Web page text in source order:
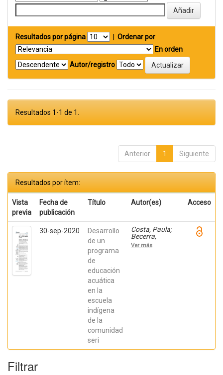
Resultados por página
Ordenar por
En orden
Autor/registro
Resultados 1-1 de 1.
Anterior 1 Siguiente
Resultados por ítem:
Vista
previa
Fecha de
publicación
Título Autor(es) Acceso
30-sep-2020
Desarrollo
de un
programa
de
educación
acuática
en la
escuela
indígena
de la
comunidad
seri
Costa, Paula;
Becerra,
Viviana;
Becerra,
Ramírez Cruz,
Ver más
Filtrar